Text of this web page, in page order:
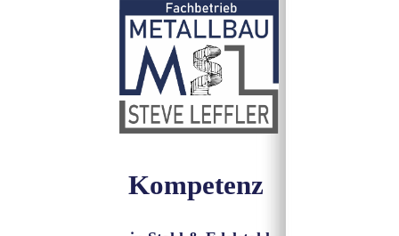
Kompetenz